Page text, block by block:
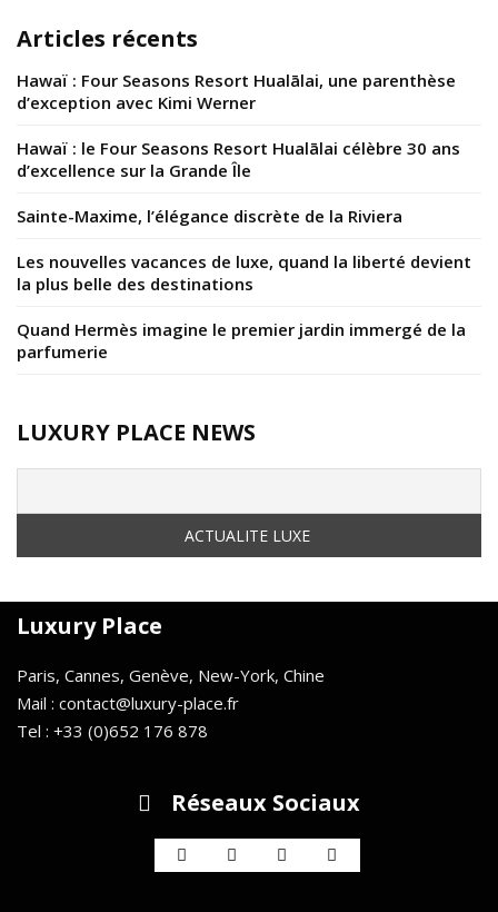
Articles récents
Hawaï : Four Seasons Resort Hualālai, une parenthèse
d’exception avec Kimi Werner
Hawaï : le Four Seasons Resort Hualālai célèbre 30 ans
d’excellence sur la Grande Île
Sainte-Maxime, l’élégance discrète de la Riviera
Les nouvelles vacances de luxe, quand la liberté devient
la plus belle des destinations
Quand Hermès imagine le premier jardin immergé de la
parfumerie
LUXURY PLACE NEWS
Luxury Place
Paris, Cannes, Genève, New-York, Chine
Mail : contact@luxury-place.fr
Tel : +33 (0)652 176 878
Réseaux Sociaux